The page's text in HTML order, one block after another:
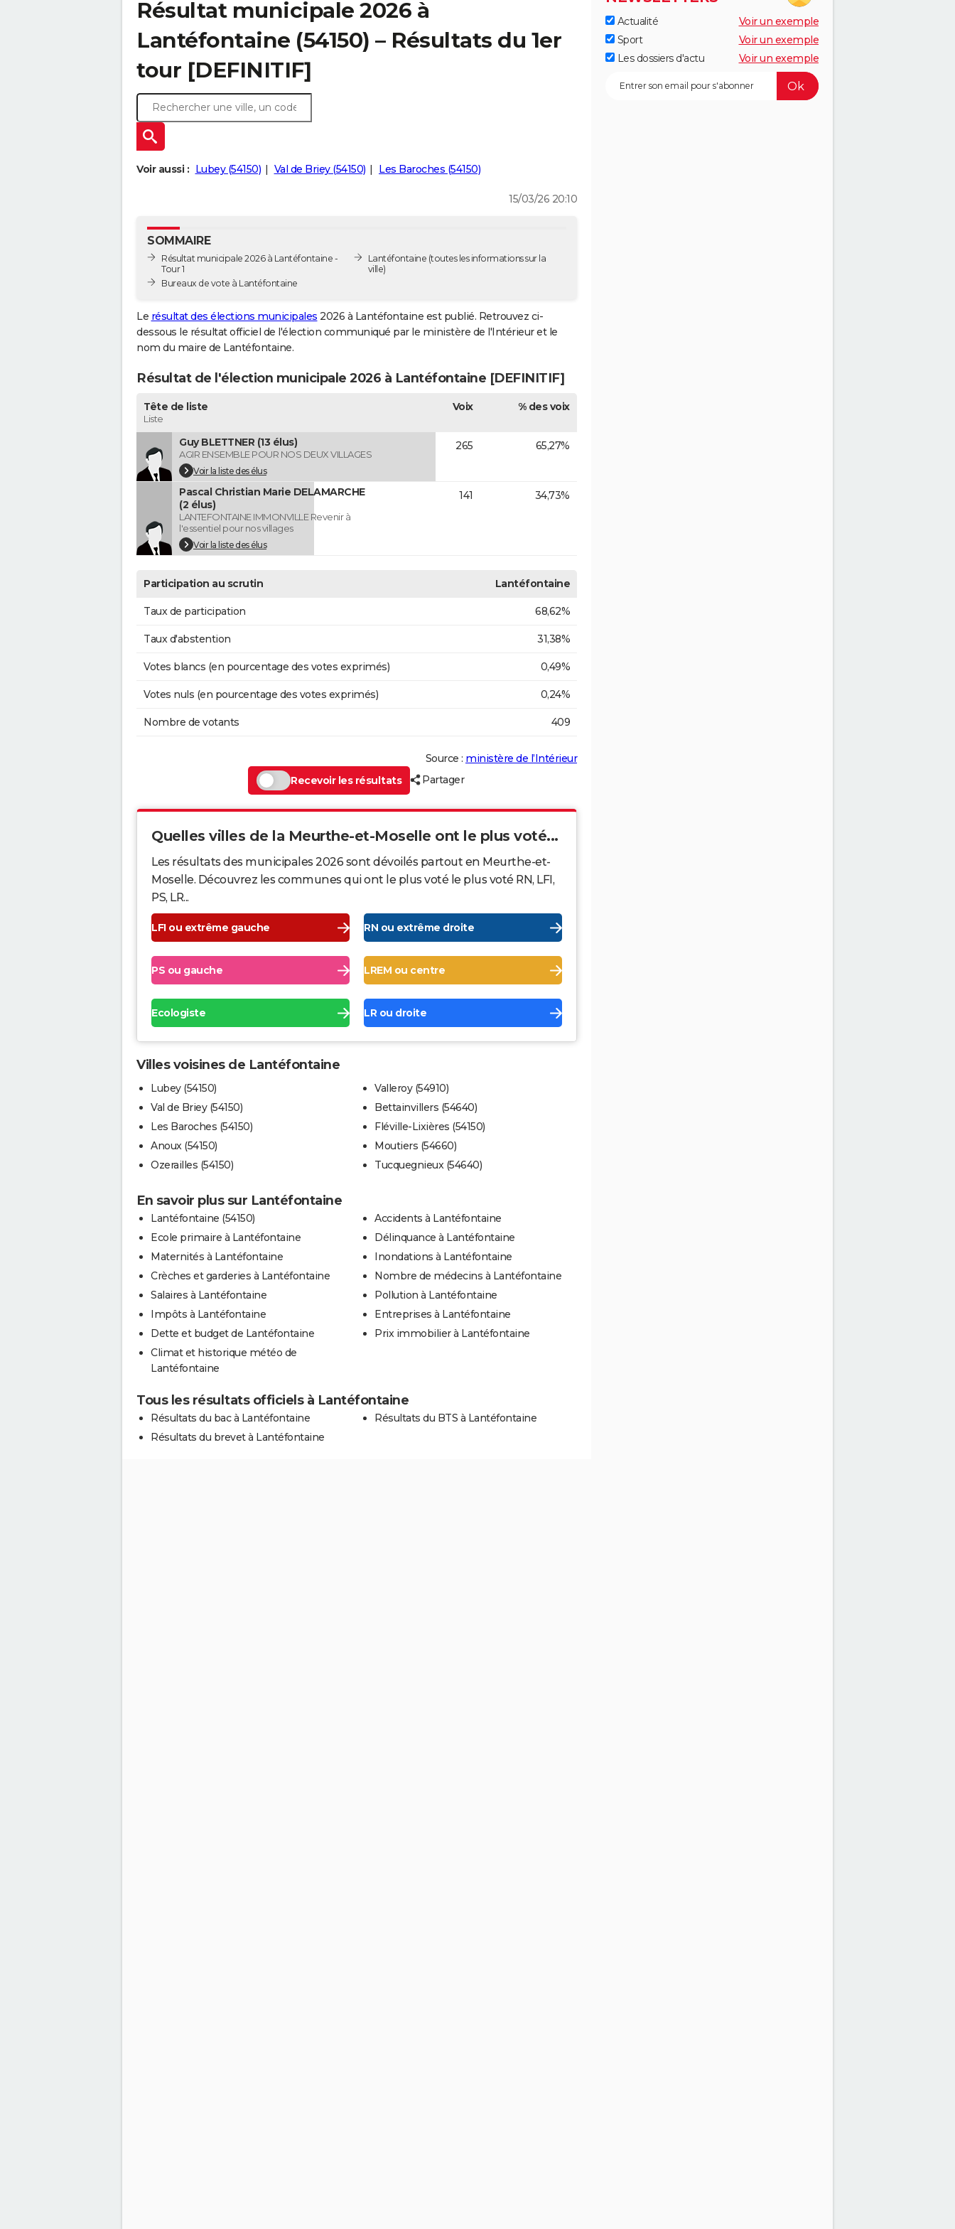
Résultat municipale 2026 à
Lantéfontaine (54150) – Résultats du 1er
tour [DEFINITIF]
Voir aussi : Lubey (54150) Val de Briey (54150) Les Baroches (54150)
15/03/26 20:10
SOMMAIRE
Résultat municipale 2026 à Lantéfontaine -
Tour 1
Bureaux de vote à Lantéfontaine
Lantéfontaine (toutes les informations sur la
ville)
Le résultat des élections municipales 2026 à Lantéfontaine est publié. Retrouvez ci-
dessous le résultat officiel de l'élection communiqué par le ministère de l'Intérieur et le
nom du maire de Lantéfontaine.
Résultat de l'élection municipale 2026 à Lantéfontaine [DEFINITIF]
Tête de liste
Liste
Voix % des voix
Guy BLETTNER (13 élus)
AGIR ENSEMBLE POUR NOS DEUX VILLAGES
Voir la liste des élus
265 65,27%
Pascal Christian Marie DELAMARCHE
(2 élus)
LANTEFONTAINE IMMONVILLE Revenir à
l'essentiel pour nos villages
Voir la liste des élus
141 34,73%
Participation au scrutin Lantéfontaine
Taux de participation 68,62%
Taux d'abstention 31,38%
Votes blancs (en pourcentage des votes exprimés) 0,49%
Votes nuls (en pourcentage des votes exprimés) 0,24%
Nombre de votants 409
Source : ministère de l’Intérieur
Recevoir les résultats
Partager
Quelles villes de la Meurthe-et-Moselle ont le plus voté...
Les résultats des municipales 2026 sont dévoilés partout en Meurthe-et-
Moselle. Découvrez les communes qui ont le plus voté le plus voté RN, LFI,
PS, LR...
LFI ou extrême gauche RN ou extrême droite
PS ou gauche LREM ou centre
Ecologiste LR ou droite
Villes voisines de Lantéfontaine
Lubey (54150)
Val de Briey (54150)
Les Baroches (54150)
Anoux (54150)
Ozerailles (54150)
Valleroy (54910)
Bettainvillers (54640)
Fléville-Lixières (54150)
Moutiers (54660)
Tucquegnieux (54640)
En savoir plus sur Lantéfontaine
Lantéfontaine (54150)
Ecole primaire à Lantéfontaine
Maternités à Lantéfontaine
Crèches et garderies à Lantéfontaine
Salaires à Lantéfontaine
Impôts à Lantéfontaine
Dette et budget de Lantéfontaine
Climat et historique météo de
Lantéfontaine
Accidents à Lantéfontaine
Délinquance à Lantéfontaine
Inondations à Lantéfontaine
Nombre de médecins à Lantéfontaine
Pollution à Lantéfontaine
Entreprises à Lantéfontaine
Prix immobilier à Lantéfontaine
Tous les résultats officiels à Lantéfontaine
Résultats du bac à Lantéfontaine
Résultats du brevet à Lantéfontaine
Résultats du BTS à Lantéfontaine
Actualité
Voir un exemple
Sport
Voir un exemple
Les dossiers d'actu
Voir un exemple